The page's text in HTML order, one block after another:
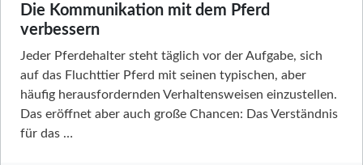
Die Kommunikation mit dem Pferd
verbessern
Jeder Pferdehalter steht täglich vor der Aufgabe, sich
auf das Fluchttier Pferd mit seinen typischen, aber
häufig herausfordernden Verhaltensweisen einzustellen.
Das eröffnet aber auch große Chancen: Das Verständnis
für das …